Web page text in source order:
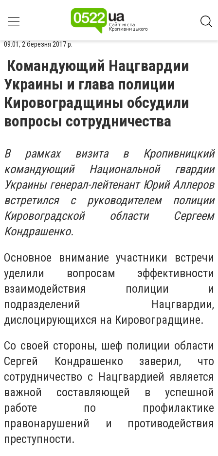
09:01, 2 березня 2017 р.
Командующий Нацгвардии
Украины и глава полиции
Кировоградщины обсудили
вопросы сотрудничества
В рамках визита в Кропивницкий
командующий Национальной гвардии
Украины генерал-лейтенант Юрий Аллеров
встретился с руководителем полиции
Кировоградской области Сергеем
Кондрашенко.
Основное внимание участники встречи
уделили вопросам эффективности
взаимодействия полиции и
подразделений Нацгвардии,
дислоцирующихся на Кировоградщине.
Со своей стороны, шеф полиции области
Сергей Кондрашенко заверил, что
сотрудничество с Нацгвардией является
важной составляющей в успешной
работе по профилактике
правонарушений и противодействия
преступности.